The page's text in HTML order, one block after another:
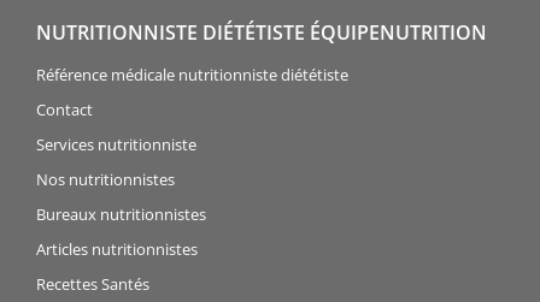
NUTRITIONNISTE DIÉTÉTISTE ÉQUIPENUTRITION
Référence médicale nutritionniste diététiste
Contact
Services nutritionniste
Nos nutritionnistes
Bureaux nutritionnistes
Articles nutritionnistes
Recettes Santés